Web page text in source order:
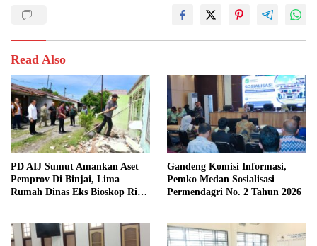
Read Also
PD AIJ Sumut Amankan Aset
Pemprov Di Binjai, Lima
Rumah Dinas Eks Bioskop Ria
Gandeng Komisi Informasi,
Pemko Medan Sosialisasi
Permendagri No. 2 Tahun 2026